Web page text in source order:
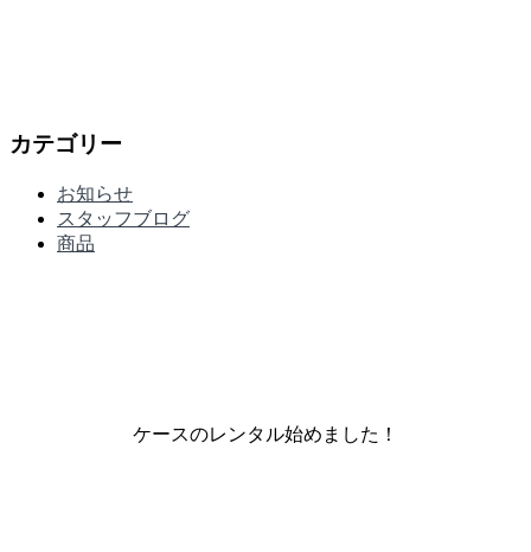
カテゴリー
お知らせ
スタッフブログ
商品
ケースのレンタル始めました！